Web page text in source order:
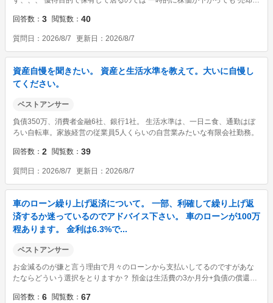
はどうなっているかです 配当、優待目的などでは 超長期保有するのが一般
的でしょう ...
回答数 3 閲覧数 40
質問日 2026/8/7 更新日 2026/8/7
資産自慢を聞きたい。 資産と生活水準を教えて。大いに自慢し
てください。
ベストアンサー
負債350万、消費者金融6社、銀行1社。 生活水準は、一日ニ食、通勤はぼ
ろい自転車。家族経営の従業員5人くらいの自営業みたいな有限会社勤務。
回答数 2 閲覧数 39
質問日 2026/8/7 更新日 2026/8/7
車のローン繰り上げ返済について。 一部、利確して繰り上げ返
済するか迷っているのでアドバイス下さい。 車のローンが100万
程あります。 金利は6.3%で...
ベストアンサー
お金減るのが嫌と言う理由で月々のローンから支払いしてるのですがあな
たならどういう選択をとりますか？ 預金は生活費の3か月分+負債の償還費
げて返済します。 私は予備費(最近流行りの言葉だと生活防衛資金)は3か月
回答数 6 閲覧数 67